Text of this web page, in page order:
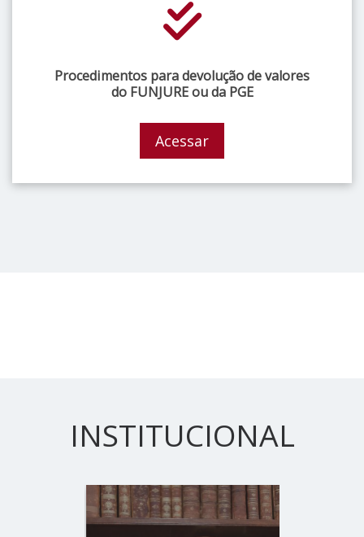
Procedimentos para devolução de valores
do FUNJURE ou da PGE
Acessar
INSTITUCIONAL